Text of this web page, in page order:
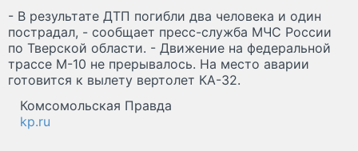
- В результате ДТП погибли два человека и один
пострадал, - сообщает пресс-служба МЧС России
по Тверской области. - Движение на федеральной
трассе М-10 не прерывалось. На место аварии
готовится к вылету вертолет КА-32.
Комсомольская Правда
kp.ru